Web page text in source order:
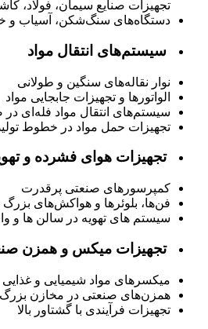
تجهیزات صنایع سیمان، فولاد،
دستگاه‌های سنگ‌شکن، آسیاب و
سیستم‌های انتقال مواد
نوار نقاله‌های سنگین و طولانی
الواتورها و تجهیزات جابجایی مواد
سیستم‌های انتقال مواد فله‌ای در
تجهیزات حمل مواد در خطوط
تجهیزات هوای فشرده و
کمپرسورهای صنعتی پرقدرت
فن‌ها، بلوئرها و هواکش‌های
سیستم های تهویه در سالن ها و
تجهیزات میکس و همزن
میکسرهای مواد شیمیایی و غذایی
همزن‌های صنعتی در مخازن بزرگ
تجهیزات فرآیندی با گشتاور بالا